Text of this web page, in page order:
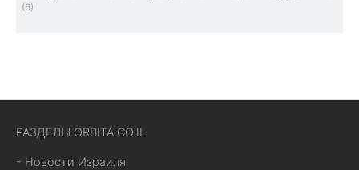
(6)
РАЗДЕЛЫ ORBITA.CO.IL
- Новости Израиля